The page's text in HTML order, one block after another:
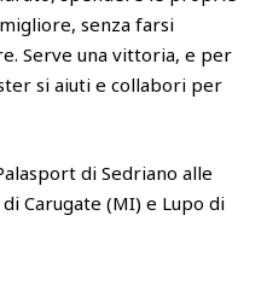
senza farsi
Serve una vittoria, e per
si aiuti e collabori per
di Sedriano alle
Carugate (MI) e Lupo di